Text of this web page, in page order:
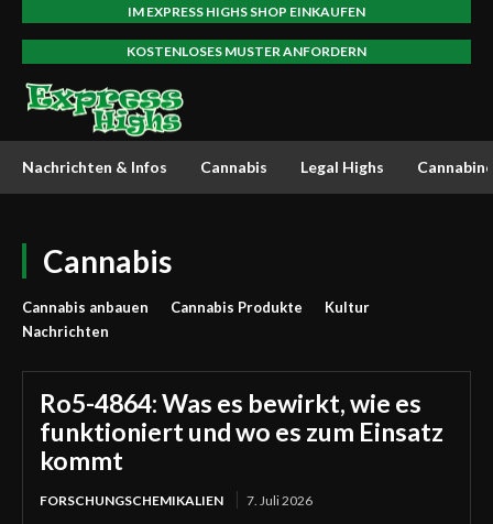
IM EXPRESS HIGHS SHOP EINKAUFEN
KOSTENLOSES MUSTER ANFORDERN
Nachrichten & Infos Cannabis Legal Highs
Cannabis
Cannabis anbauen Cannabis Produkte
Kultur
Nachrichten
Ro5-4864: Was es bewirkt, wie es
funktioniert und wo es zum Einsatz
kommt
FORSCHUNGSCHEMIKALIEN 7. Juli 2026